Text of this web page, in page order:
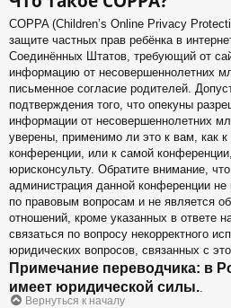
COPPA (Children’s Online Privacy
защите частных прав ребёнка в
Соединённых Штатов, требующий от
информацию от несовершеннолетних
письменное согласие родителей.
подтверждения того, что опекуны
информации от несовершеннолетних
уверены, применимо ли это к вам, как
конференции, или к самой
юрисконсульту. Обратите внимание,
администрация данной конференции
по правовым вопросам и не является
отношений, кроме указанных в ответе
связаться по вопросу некорректного
юридических вопросов, связанных с
Примечание переводчика: в
имеет юридической силы..
Вернуться к началу